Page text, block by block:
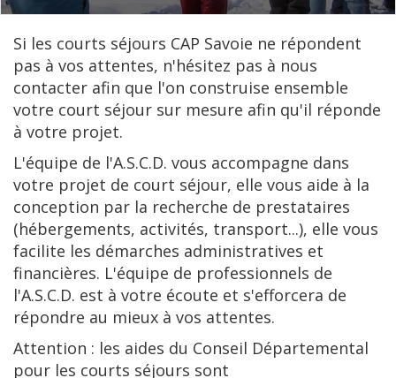
Si les courts séjours CAP Savoie ne répondent
pas à vos attentes, n'hésitez pas à nous
contacter afin que l'on construise ensemble
votre court séjour sur mesure afin qu'il réponde
à votre projet.
L'équipe de l'A.S.C.D. vous accompagne dans
votre projet de court séjour, elle vous aide à la
conception par la recherche de prestataires
(hébergements, activités, transport...), elle vous
facilite les démarches administratives et
financières. L'équipe de professionnels de
l'A.S.C.D. est à votre écoute et s'efforcera de
répondre au mieux à vos attentes.
Attention : les aides du Conseil Départemental
pour les courts séjours sont